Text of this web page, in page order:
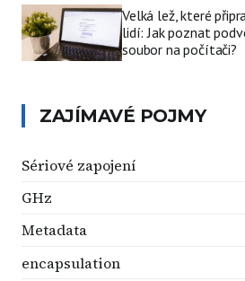
Velká lež, které
lidí: Jak poznat
soubor na počítači?
ZAJÍMAVÉ POJMY
Sériové zapojení
GHz
Metadata
encapsulation